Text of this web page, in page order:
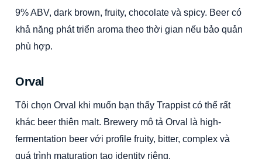
9% ABV, dark brown, fruity, chocolate và spicy. Beer có
khả năng phát triển aroma theo thời gian nếu bảo quản
phù hợp.
Orval
Tôi chọn Orval khi muốn bạn thấy Trappist có thể rất
khác beer thiên malt. Brewery mô tả Orval là high-
fermentation beer với profile fruity, bitter, complex và
quá trình maturation tạo identity riêng.